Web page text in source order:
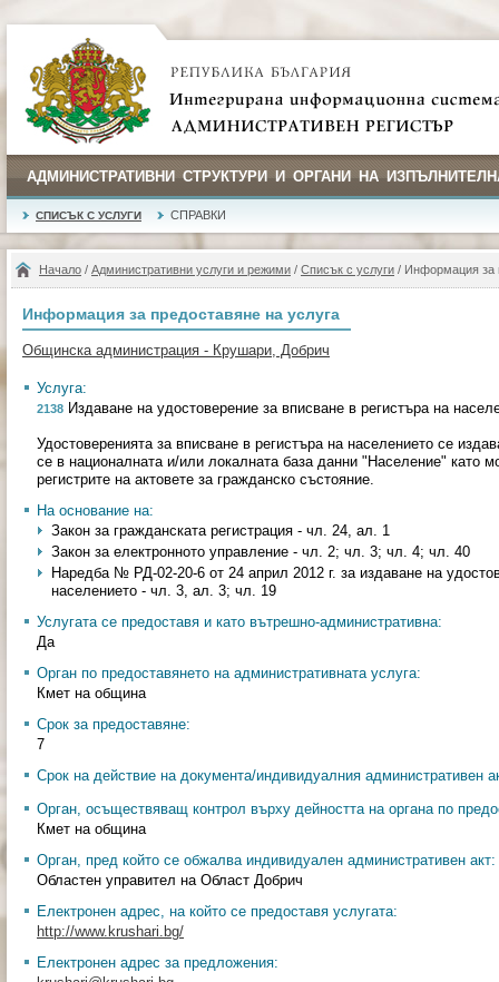
АДМИНИСТРАТИВНИ СТРУКТУРИ И ОРГАНИ НА
СПИСЪК С УСЛУГИ СПРАВКИ
Начало / Административни услуги и режими / Списък с услуги / Информация за
Информация за предоставяне на услуга
Общинска администрация - Крушари, Добрич
Услуга:
2138 Издаване на удостоверение за вписване в регистъра на
Удостоверенията за вписване в регистъра на населението се
се в националната и/или локалната база данни "Население" като
регистрите на актовете за гражданско състояние.
На основание на:
Закон за гражданската регистрация - чл. 24, ал. 1
Закон за електронното управление - чл. 2; чл. 3; чл. 4; чл. 40
Наредба № РД-02-20-6 от 24 април 2012 г. за издаване на
населението - чл. 3, ал. 3; чл. 19
Услугата се предоставя и като вътрешно-административна:
Да
Орган по предоставянето на административната услуга:
Кмет на община
Срок за предоставяне:
7
Срок на действие на документа/индивидуалния административен
Орган, осъществяващ контрол върху дейността на органа по
Кмет на община
Орган, пред който се обжалва индивидуален административен акт:
Областен управител на Област Добрич
Електронен адрес, на който се предоставя услугата:
http://www.krushari.bg/
Електронен адрес за предложения: